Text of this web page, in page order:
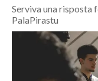
AGENDA
CRONACA
Serviva una risposta
PalaPirastu